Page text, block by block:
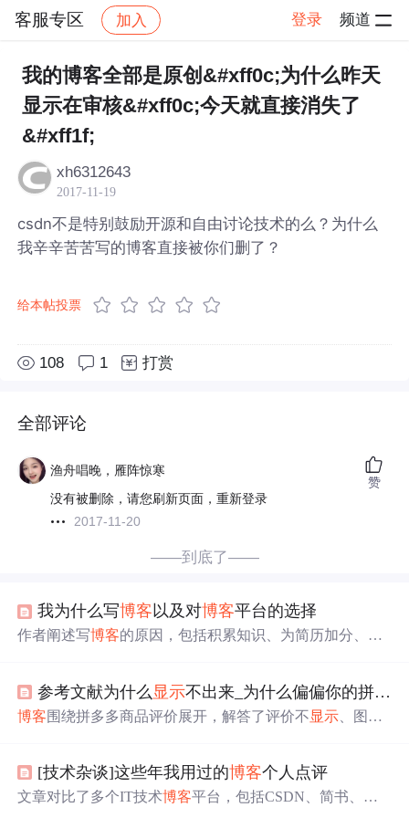
客服专区 加入 登录 频道
社区 客服专区 帖子详情
我的博客全部是原创&#xff0c;为什么昨天
显示在审核&#xff0c;今天就直接消失了
&#xff1f;
xh6312643
2017-11-19
csdn不是特别鼓励开源和自由讨论技术的么？为什么
我辛辛苦苦写的博客直接被你们删了？
给本帖投票
108 1 打赏
全部评论
渔舟唱晚，雁阵惊寒
没有被删除，请您刷新页面，重新登录
2017-11-20
赞
——到底了——
我为什么写博客以及对博客平台的选择
作者阐述写博客的原因，包括积累知识、为简历加分、分
乎、Github Pages+jekyll、Notion等平台，最终选择Notion，
博客园少人关注，CSDN用于备份。
参考文献为什么 显示不出来_为什么偏偏你的拼多多评价被过滤不
博客围绕拼多多商品评价展开，解答了评价不显示 、图片
等内容，指出平台会过滤异常评价以保证评价体系公正客
观。
[技术杂谈]这些年我用过的博客个人点评
文章对比了多个IT技术博客平台，包括CSDN、简书、知